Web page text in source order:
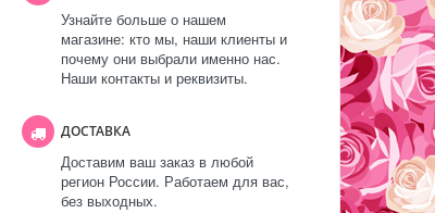
Узнайте больше о нашем
магазине: кто мы, наши клиенты и
почему они выбрали именно нас.
Наши контакты и реквизиты.
ДОСТАВКА
Доставим ваш заказ в любой
регион России. Работаем для вас,
без выходных.